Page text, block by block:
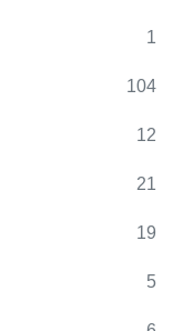
1
104
12
21
19
5